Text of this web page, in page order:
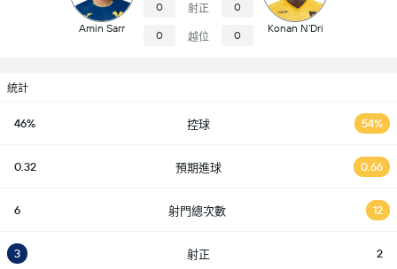
Amin Sarr
0 射正 0
0 越位 0
Konan N’Dri
統計
46% 控球 54%
0.32 預期進球 0.66
6 射門總次數 12
3 射正 2